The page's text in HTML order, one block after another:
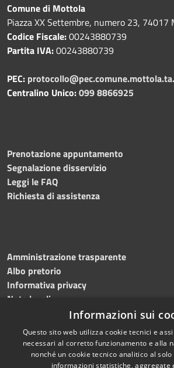
Comune di Mottola
Piazza XX Settembre, numero 23, 74017
Codice Fiscale:00243880739
Partita IVA:00243880739
PEC:
Centralino Unico:099 8866925
Prenotazione appuntamento
Segnalazione disservizio
Leggi le FAQ
Richiesta di assistenza
Amministrazione trasparente
Albo pretorio
Informativa privacy
Note legali
Dichiarazione di accessibilità
Informazioni sui
Questo sito web utilizza cookie tecnici e
necessari al corretto funzionamento e alla
nonché un cookie tecnico analitico al
informazioni statistiche, aggregate